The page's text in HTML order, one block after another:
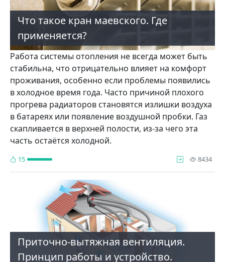
Что такое кран маевского. Где
применяется?
Работа системы отопления не всегда может быть
стабильна, что отрицательно влияет на комфорт
проживания, особенно если проблемы появились
в холодное время года. Часто причиной плохого
прогрева радиаторов становятся излишки воздуха
в батареях или появление воздушной пробки. Газ
скапливается в верхней полости, из-за чего эта
часть остаётся холодной.
15 8434
Приточно-вытяжная вентиляция.
Принцип работы и устройство.